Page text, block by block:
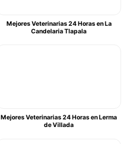
Mejores Veterinarias 24 Horas en La
Candelaria Tlapala
Mejores Veterinarias 24 Horas en Lerma
de Villada